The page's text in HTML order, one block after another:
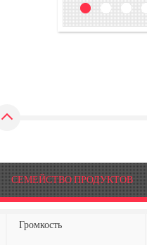
СЕМЕЙСТВО ПРОДУКТОВ
Громкость